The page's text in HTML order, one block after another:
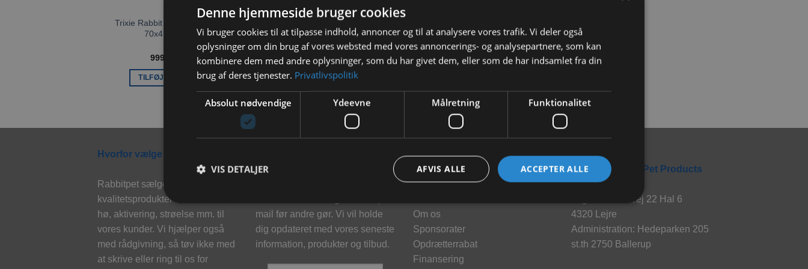
Trixie Rabbit Feeding Station
70x41x47 cm
999,00
TILFØJ TIL KURV
Hvorfor vælge Rabbitpet?
Rabbitpet sælger ikke kun
kvalitetsprodukter såsom, foder,
hø, aktivering, strøelse mm. til
vores kunder. Vi hjælper også
med rådgivning, så tøv ikke med
at skrive eller ring til os for
mail før andre gør. Vi vil holde
dig opdateret med vores seneste
information, produkter og tilbud.
Information
Kontakt
Om os
Sponsorater
Opdrætterrabat
Finansering
Rabbitpet
En del af World Pet Products
Lager: Hvalsøvej 22 Hal 6
4320 Lejre
Administration: Hedeparken 205
st.th 2750 Ballerup
Denne hjemmeside bruger cookies
Vi bruger cookies til at tilpasse indhold, annoncer og til at analysere vores trafik. Vi deler også
oplysninger om din brug af vores websted med vores annoncerings- og analysepartnere, som kan
kombinere dem med andre oplysninger, som du har givet dem, eller som de har indsamlet fra din
brug af deres tjenester. Privatlivspolitik
Absolut nødvendige Ydeevne Målretning Funktionalitet
ACCEPTER ALLE
AFVIS ALLE
VIS DETALJER